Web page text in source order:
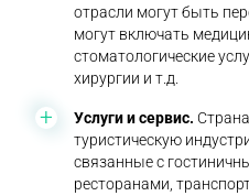
отрасли могут быть
могут включать
стоматологические
хирургии и т.д.
Услуги и сервис.
туристическую
связанные с
ресторанами,